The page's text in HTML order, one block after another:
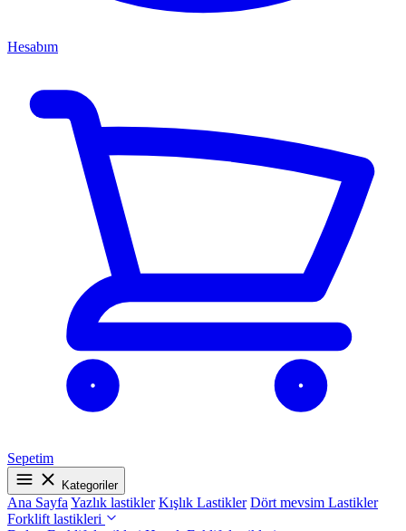
Hesabım
Sepetim
Kategoriler
Ana Sayfa Yazlık lastikler Kışlık Lastikler Dört mevsim Lastikler
Forklift lastikleri